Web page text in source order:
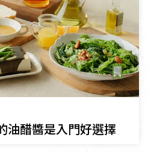
油醋醬是入門好選擇